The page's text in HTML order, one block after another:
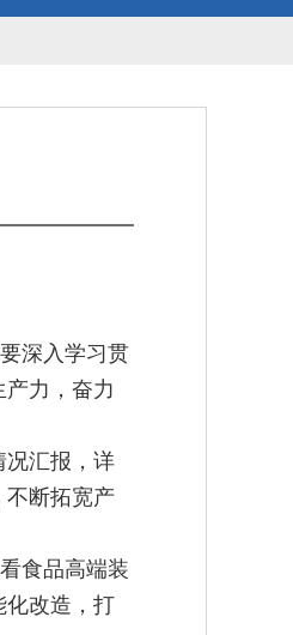
深入学习贯
力，奋力
汇报，详
断拓宽产
食品高端装
改造，打